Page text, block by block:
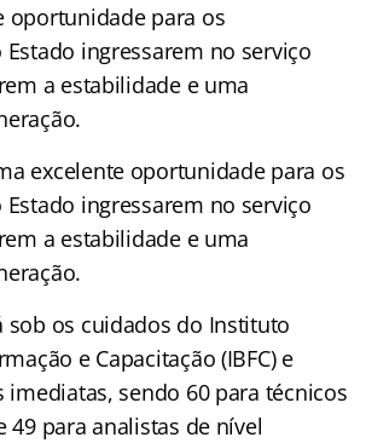
oportunidade para os
ingressarem no serviço
a estabilidade e uma
excelente oportunidade para os
ingressarem no serviço
a estabilidade e uma
sob os cuidados do Instituto
e Capacitação (IBFC) e
imediatas, sendo 60 para técnicos
49 para analistas de nível